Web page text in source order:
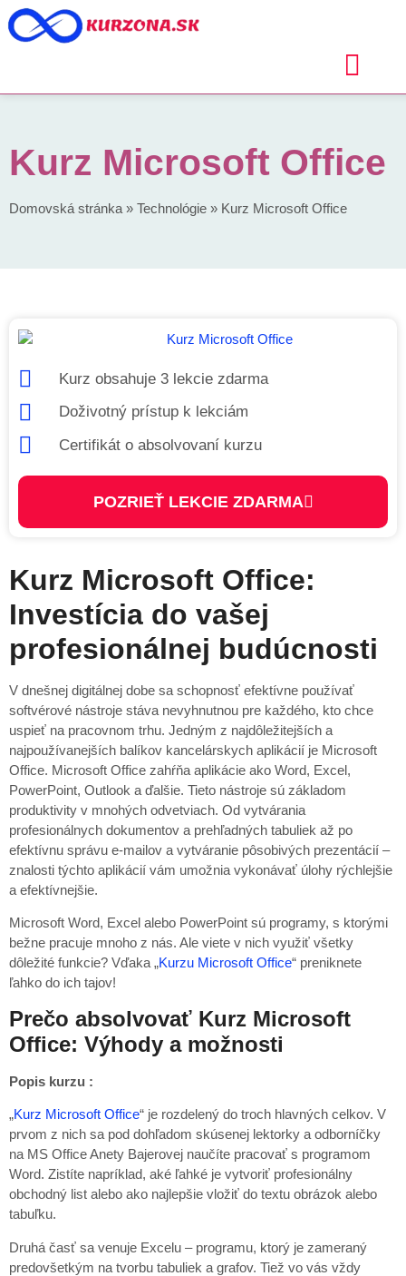
Kurz Microsoft Office
Domovská stránka» Technológie » Kurz Microsoft Office
Kurz Microsoft Office:
Investícia do vašej
profesionálnej budúcnosti
V dnešnej digitálnej dobe sa schopnosť efektívne používať
softvérové nástroje stáva nevyhnutnou pre každého, kto chce
uspieť na pracovnom trhu. Jedným z najdôležitejších a
najpoužívanejších balíkov kancelárskych aplikácií je Microsoft
Office. Microsoft Office zahŕňa aplikácie ako Word, Excel,
PowerPoint, Outlook a ďalšie. Tieto nástroje sú základom
produktivity v mnohých odvetviach. Od vytvárania
profesionálnych dokumentov a prehľadných tabuliek až po
efektívnu správu e-mailov a vytváranie pôsobivých prezentácií –
znalosti týchto aplikácií vám umožnia vykonávať úlohy rýchlejšie
a efektívnejšie.
Microsoft Word, Excel alebo PowerPoint sú programy, s ktorými
bežne pracuje mnoho z nás. Ale viete v nich využiť všetky
dôležité funkcie? Vďaka „Kurzu Microsoft Office“ preniknete
ľahko do ich tajov!
Prečo absolvovať Kurz Microsoft
Office: Výhody a možnosti
Popis kurzu :
„Kurz Microsoft Office“ je rozdelený do troch hlavných celkov. V
prvom z nich sa pod dohľadom skúsenej lektorky a odborníčky
na MS Office Anety Bajerovej naučíte pracovať s programom
Word. Zistíte napríklad, aké ľahké je vytvoriť profesionálny
obchodný list alebo ako najlepšie vložiť do textu obrázok alebo
tabuľku.
Druhá časť sa venuje Excelu – programu, ktorý je zameraný
predovšetkým na tvorbu tabuliek a grafov. Tiež vo vás vždy
Kurz obsahuje 3 lekcie zdarma
Doživotný prístup k lekciám
Certifikát o absolvovaní kurzu
POZRIEŤ LEKCIE ZDARMA